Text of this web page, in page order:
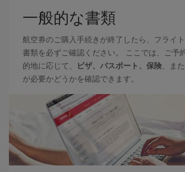
一般的な書類
航空券のご購入手続きが終了したら、フライ
書類を必ずご確認ください。 ここでは、ご予
的地に応じて、
ビザ、パスポート、保険 、ま
が必要かどうかを確認できます。